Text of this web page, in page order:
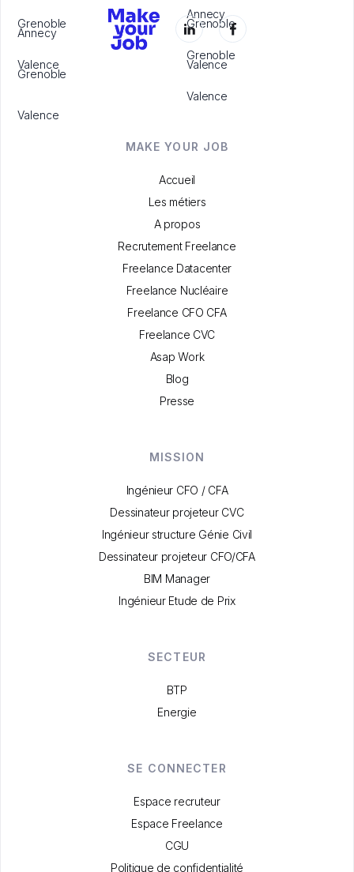
Grenoble
Valence
Grenoble
Valence
Annecy
Grenoble
Valence
Annecy
Grenoble
Valence
MAKE YOUR JOB
Accueil
Les métiers
A propos
Recrutement Freelance
Freelance Datacenter
Freelance Nucléaire
Freelance CFO CFA
Freelance CVC
Asap Work
Blog
Presse
MISSION
Ingénieur CFO / CFA
Dessinateur projeteur CVC
Ingénieur structure Génie Civil
Dessinateur projeteur CFO/CFA
BIM Manager
Ingénieur Etude de Prix
SECTEUR
BTP
Energie
SE CONNECTER
Espace recruteur
Espace Freelance
CGU
Politique de confidentialité